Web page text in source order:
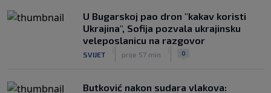
U Bugarskoj pao dron "kakav koristi
Ukrajina", Sofija pozvala ukrajinsku
veleposlanicu na razgovor
SVIJET prije 57 min 0
Butković nakon sudara vlakova: